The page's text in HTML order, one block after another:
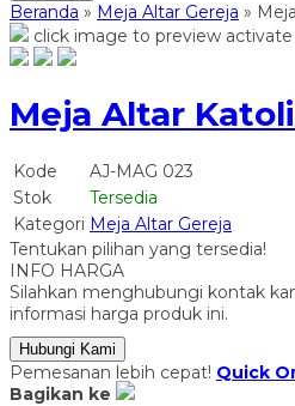
Beranda » Meja Altar Gereja »
click image to preview
Meja Altar
Kode
AJ-MAG 023
Stok
Tersedia
Kategori Meja Altar Gereja
Tentukan pilihan yang tersedia!
INFO HARGA
Silahkan menghubungi kontak
informasi harga produk ini.
Hubungi Kami
Pemesanan lebih cepat! Quick
Bagikan ke